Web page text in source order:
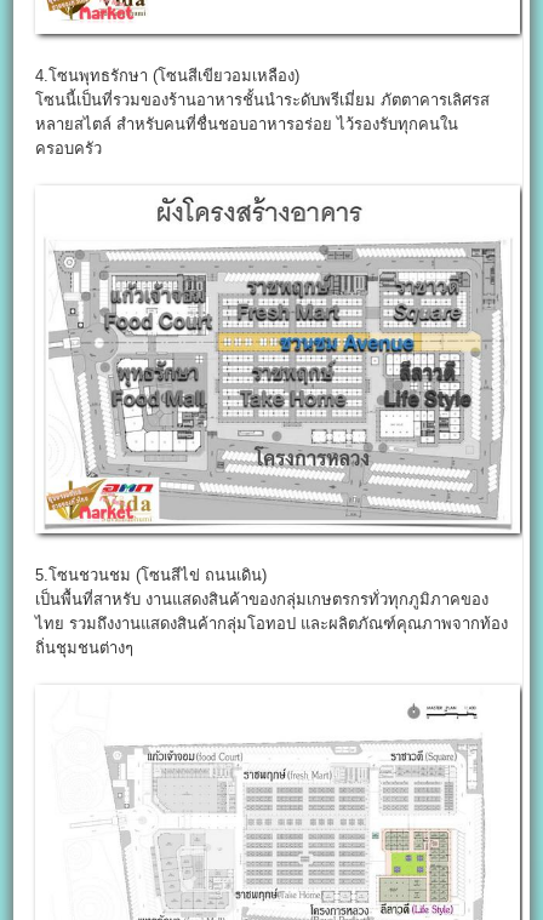
4.โซนพุทธรักษา (โซนสีเขียวอมเหลือง)
โซนนี้เป็นที่รวมของร้านอาหารชั้นนำระดับพรีเมี่ยม ภัตตาคารเลิศรส
หลายสไตล์ สำหรับคนที่ชื่นชอบอาหารอร่อย ไว้รองรับทุกคนใน
ครอบครัว
5.โซนชวนชม (โซนสีไข่ ถนนเดิน)
เป็นพื้นที่สาหรับ งานแสดงสินค้าของกลุ่มเกษตรกรทั่วทุกภูมิภาคของ
ไทย รวมถึงงานแสดงสินค้ากลุ่มโอทอป และผลิตภัณฑ์คุณภาพจากท้อง
ถิ่นชุมชนต่างๆ